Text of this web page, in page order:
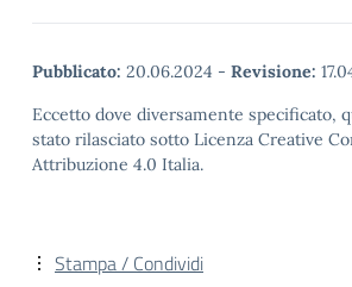
Pubblicato: 20.06.2024 - Revisione:
Eccetto dove diversamente specificato,
stato rilasciato sotto Licenza Creative
Attribuzione 4.0 Italia.
Stampa / Condividi